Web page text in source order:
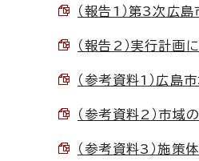
（報告1）第3次広
（報告2）実行計画
（参考資料1）広
（参考資料2）市域
（参考資料3）施策